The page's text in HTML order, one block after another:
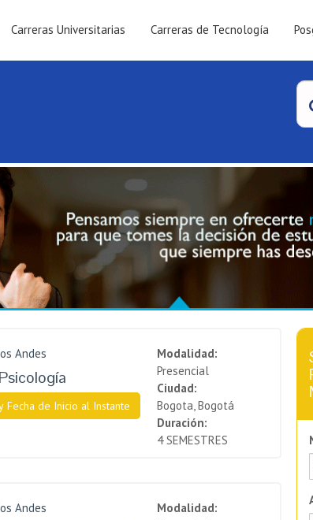
Carreras Universitarias Carreras de Tecnología
Andes
Fecha de Inicio al Instante
Modalidad:
Presencial
Ciudad:
Bogota, Bogotá
Duración:
4 SEMESTRES
Andes
Modalidad: